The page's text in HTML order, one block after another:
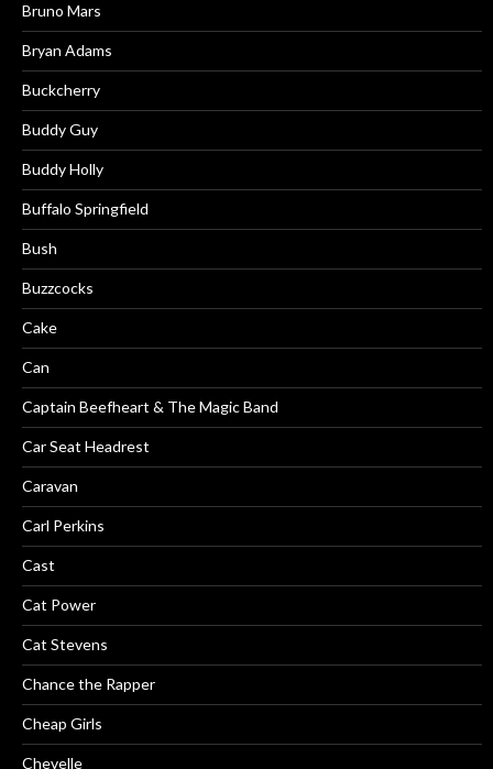
Bruno Mars
Bryan Adams
Buckcherry
Buddy Guy
Buddy Holly
Buffalo Springfield
Bush
Buzzcocks
Cake
Can
Captain Beefheart & The Magic Band
Car Seat Headrest
Caravan
Carl Perkins
Cast
Cat Power
Cat Stevens
Chance the Rapper
Cheap Girls
Chevelle